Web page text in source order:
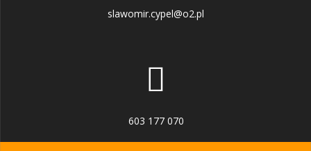
slawomir.cypel@o2.pl
603 177 070